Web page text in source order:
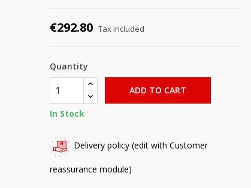
€292.80 Tax included
Quantity
ADD TO CART
In Stock
Delivery policy (edit with Customer
reassurance module)